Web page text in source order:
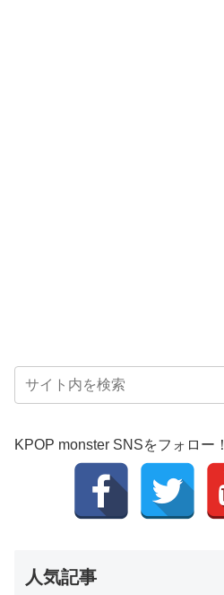
KPOP monster SNSをフォロー！
人気記事